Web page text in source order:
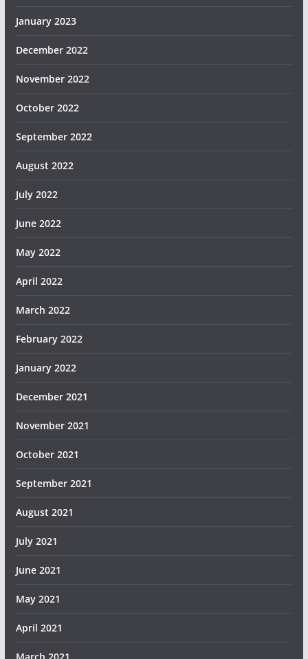
January 2023
December 2022
November 2022
October 2022
September 2022
August 2022
July 2022
June 2022
May 2022
April 2022
March 2022
February 2022
January 2022
December 2021
November 2021
October 2021
September 2021
August 2021
July 2021
June 2021
May 2021
April 2021